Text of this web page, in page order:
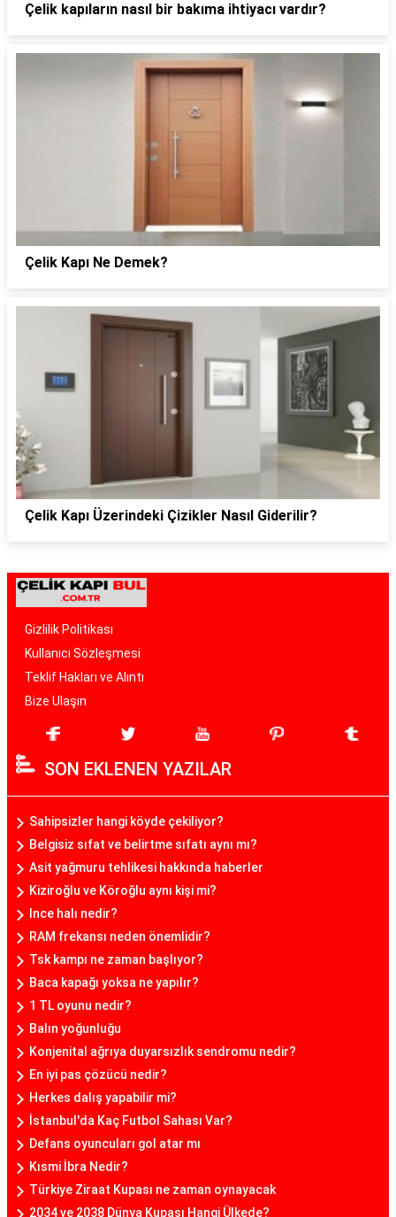
Çelik kapıların nasıl bir bakıma ihtiyacı vardır?
Çelik Kapı Ne Demek?
Çelik Kapı Üzerindeki Çizikler Nasıl Giderilir?
Gizlilik Politikası
Kullanıcı Sözleşmesi
Teklif Hakları ve Alıntı
Bize Ulaşın
SON EKLENEN YAZILAR
Sahipsizler hangi köyde çekiliyor?
Belgisiz sıfat ve belirtme sıfatı aynı mı?
Asit yağmuru tehlikesi hakkında haberler
Kiziroğlu ve Köroğlu aynı kişi mi?
Ince halı nedir?
RAM frekansı neden önemlidir?
Tsk kampı ne zaman başlıyor?
Baca kapağı yoksa ne yapılır?
1 TL oyunu nedir?
Balın yoğunluğu
Konjenital ağrıya duyarsızlık sendromu nedir?
En iyi pas çözücü nedir?
Herkes dalış yapabilir mi?
İstanbul'da Kaç Futbol Sahası Var?
Defans oyuncuları gol atar mı
Kısmi İbra Nedir?
Türkiye Ziraat Kupası ne zaman oynayacak
2034 ve 2038 Dünya Kupası Hangi Ülkede?